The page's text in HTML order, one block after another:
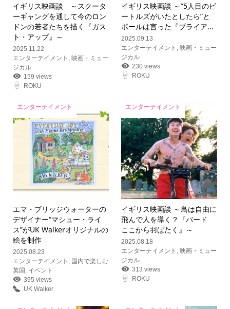
イギリス映画談 ～スクータ
ーギャングを通して今のロン
ドンの若者たちを描く『ガス
ト・アップ』～
2025.11.22
エンターテイメント , 映画・ミュー
ジカル
159 views
ROKU
イギリス映画談 ～”5人目のビ
ートルズがいたとしたら”と
ポールは言った『ブライア...
2025.09.13
エンターテイメント , 映画・ミュー
ジカル
230 views
ROKU
エンターテイメント
エマ・ブリッジウォーターの
デザイナー“マシュー・ライ
ス”がUK Walkerオリジナルの
絵を制作
2025.08.23
エンターテイメント
国内で楽しむ
英国 イベント
395 views
UK Walker
エンターテイメント
イギリス映画談 ～鳥は自由に
飛んで人を導く？『バード
ここから羽ばたく』～
2025.08.18
エンターテイメント
,映画・ミュー
ジカル
313 views
ROKU